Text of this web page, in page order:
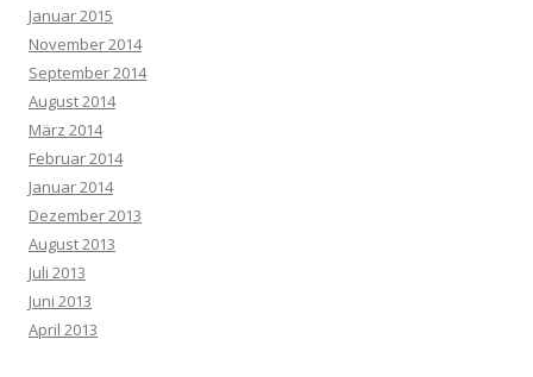
Januar 2015
November 2014
September 2014
August 2014
März 2014
Februar 2014
Januar 2014
Dezember 2013
August 2013
Juli 2013
Juni 2013
April 2013